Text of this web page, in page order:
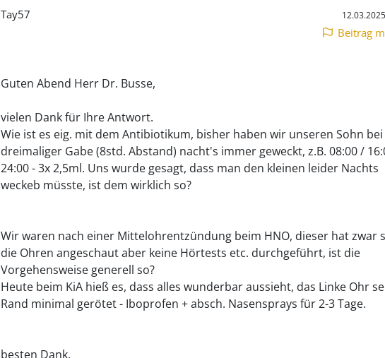
Tay57
Beitrag
Guten Abend Herr Dr. Busse,
vielen Dank für Ihre Antwort.
Wie ist es eig. mit dem Antibiotikum, bisher haben wir unseren Sohn bei
dreimaliger Gabe (8std. Abstand) nacht's immer geweckt, z.B. 08:00 /
24:00 - 3x 2,5ml. Uns wurde gesagt, dass man den kleinen leider Nachts
weckeb müsste, ist dem wirklich so?
Wir waren nach einer Mittelohrentzündung beim HNO, dieser hat zwar
die Ohren angeschaut aber keine Hörtests etc. durchgeführt, ist die
Vorgehensweise generell so?
Heute beim KiA hieß es, dass alles wunderbar aussieht, das Linke Ohr
Rand minimal gerötet - Iboprofen + absch. Nasensprays für 2-3 Tage.